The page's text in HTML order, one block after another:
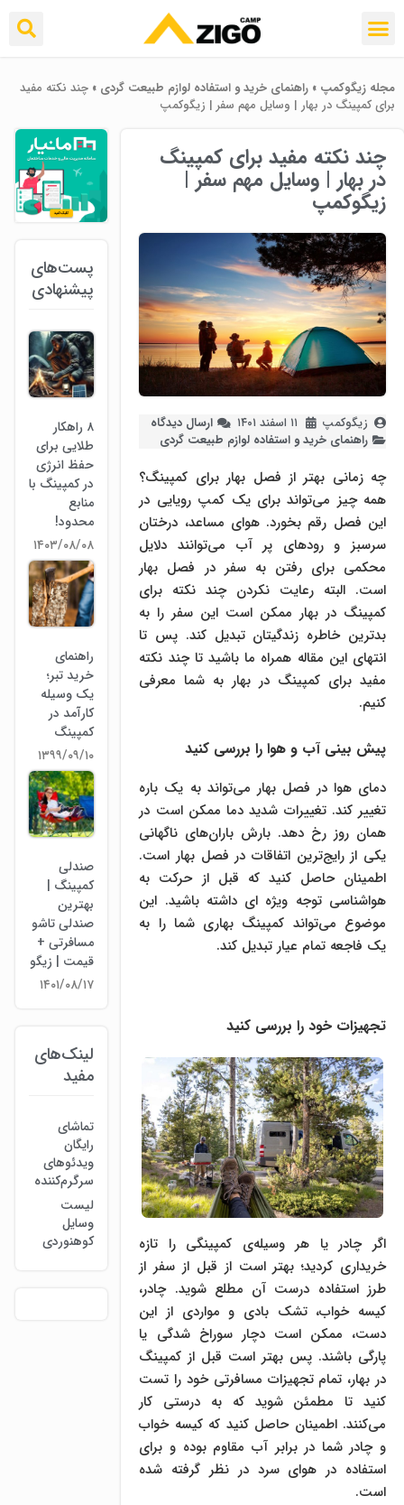
مجله زیگوکمپ » راهنمای خرید و استفاده لوازم طبیعت ‌گردی » چند نکته مفید
برای کمپینگ در بهار | وسایل مهم سفر | زیگوکمپ
چند نکته مفید برای کمپینگ
در بهار | وسایل مهم سفر |
زیگوکمپ
زیگوکمپ ۱۱ اسفند ۱۴۰۱
ارسال دیدگاه
راهنمای خرید و استفاده لوازم طبیعت ‌گردی
چه زمانی بهتر از فصل بهار برای کمپینگ؟
همه چیز می‌تواند برای یک کمپ رویایی در
این فصل رقم بخورد. هوای مساعد، درختان
سرسبز و رودهای پر آب می‌توانند دلایل
محکمی برای رفتن به سفر در فصل بهار
است. البته رعایت نکردن چند نکته برای
کمپینگ در بهار ممکن است این سفر را به
بدترین خاطره زندگیتان تبدیل کند. پس تا
انتهای این مقاله همراه ما باشید تا چند نکته
مفید برای کمپینگ در بهار به شما معرفی
کنیم.
پیش بینی آب و هوا را بررسی کنید
دمای هوا در فصل بهار می‌تواند به یک باره
تغییر کند. تغییرات شدید دما ممکن است در
همان روز رخ دهد. بارش باران‌های ناگهانی
یکی از رایج‌ترین اتفاقات در فصل بهار است.
اطمینان حاصل کنید که قبل از حرکت به
هواشناسی توجه ویژه ای داشته باشید. این
موضوع می‌تواند کمپینگ بهاری شما را به
یک فاجعه تمام عیار تبدیل کند.
تجهیزات خود را بررسی کنید
اگر چادر یا هر وسیله‌ی کمپینگی را تازه
خریداری کردید؛ بهتر است از قبل از سفر از
طرز استفاده درست آن مطلع شوید. چادر،
کیسه خواب، تشک بادی و مواردی از این
دست، ممکن است دچار سوراخ شدگی یا
پارگی باشند. پس بهتر است قبل از کمپینگ
در بهار، تمام تجهیزات مسافرتی خود را تست
کنید تا مطمئن شوید که به درستی کار
می‌کنند. اطمینان حاصل کنید که کیسه خواب
و چادر شما در برابر آب مقاوم بوده و برای
استفاده در هوای سرد در نظر گرفته شده
است.
پست‌های
پیشنهادی
۸ راهکار
طلایی برای
حفظ انرژی
در کمپینگ با
منابع
محدود!
۱۴۰۳/۰۸/۰۸
راهنمای
خرید تبر؛
یک وسیله
کارآمد در
کمپینگ
۱۳۹۹/۰۹/۱۰
صندلی
کمپینگ |
بهترین
صندلی تاشو
مسافرتی +
قیمت | زیگو
۱۴۰۱/۰۸/۱۷
لینک‌های
مفید
تماشای
رایگان
ویدئوهای
سرگرم‌کننده
لیست
وسایل
کوهنوردی